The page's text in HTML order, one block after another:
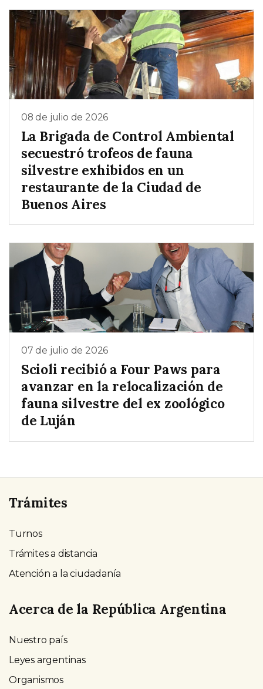
08 de julio de 2026
La Brigada de Control Ambiental
secuestró trofeos de fauna
silvestre exhibidos en un
restaurante de la Ciudad de
Buenos Aires
07 de julio de 2026
Scioli recibió a Four Paws para
avanzar en la relocalización de
fauna silvestre del ex zoológico
de Luján
Trámites
Turnos
Trámites a distancia
Atención a la ciudadanía
Acerca de la República Argentina
Nuestro país
Leyes argentinas
Organismos